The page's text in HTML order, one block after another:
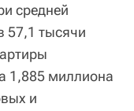
средней
57,1 тысячи
1,885 миллиона
и